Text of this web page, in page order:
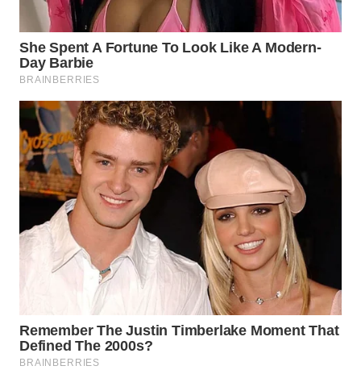
WN
INDRAMAYU
WN
WN
MAJALENGKA
WN
SUBANG
WN
SUKABUMI
PURWAKARTA